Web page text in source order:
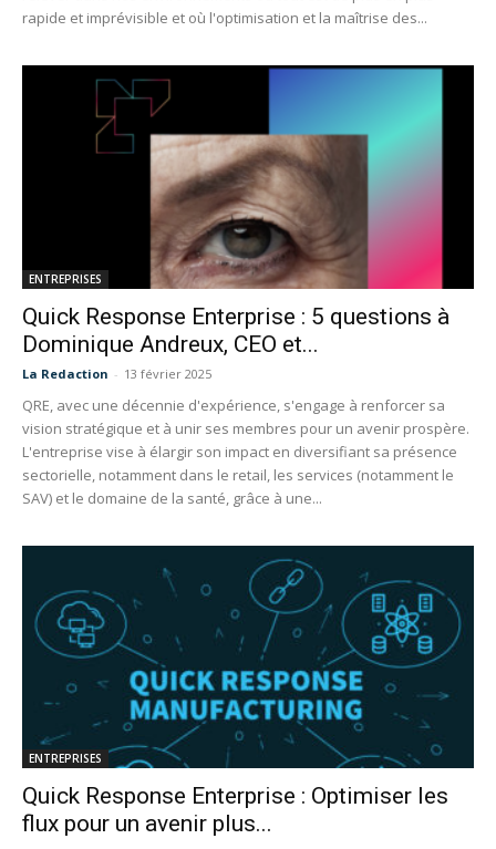
rapide et imprévisible et où l'optimisation et la maîtrise des...
ENTREPRISES
Quick Response Enterprise : 5 questions à
Dominique Andreux, CEO et...
La Redaction - 13 février 2025
QRE, avec une décennie d'expérience, s'engage à renforcer sa
vision stratégique et à unir ses membres pour un avenir prospère.
L'entreprise vise à élargir son impact en diversifiant sa présence
sectorielle, notamment dans le retail, les services (notamment le
SAV) et le domaine de la santé, grâce à une...
ENTREPRISES
Quick Response Enterprise : Optimiser les
flux pour un avenir plus...